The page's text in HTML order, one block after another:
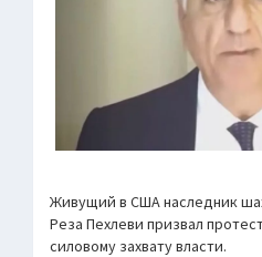
Живущий в США наследник
Реза Пехлеви призвал
силовому захвату власти.